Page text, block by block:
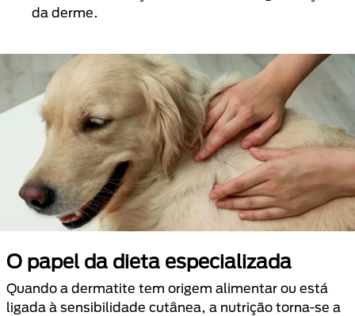
da derme.
O papel da dieta especializada
Quando a dermatite tem origem alimentar ou está
ligada à sensibilidade cutânea, a nutrição torna-se a